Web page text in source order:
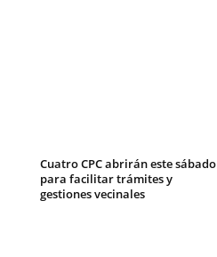
Cuatro CPC abrirán este sábado
para facilitar trámites y
gestiones vecinales